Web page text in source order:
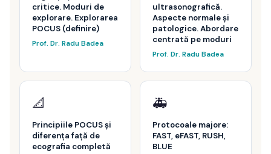
critice. Moduri de
explorare. Explorarea
POCUS (definire)
Prof. Dr. Radu Badea
ultrasonografică.
Aspecte normale și
patologice. Abordare
centrată pe moduri
Prof. Dr. Radu Badea
📐
Principiile POCUS și
diferența față de
ecografia completă
🚑
Protocoale majore:
FAST, eFAST, RUSH,
BLUE